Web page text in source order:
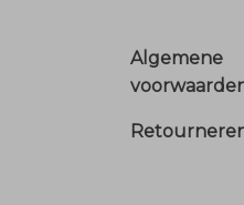
Footer
Algemene